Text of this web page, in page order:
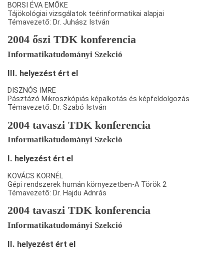
BORSI ÉVA EMŐKE
Tájökológiai vizsgálatok teérinformatikai alapjai
Témavezető: Dr. Juhász István
2004 őszi TDK konferencia
Informatikatudományi Szekció
III. helyezést ért el
DISZNÓS IMRE
Pásztázó Mikroszkópiás képalkotás és képfeldolgozás
Témavezető: Dr. Szabó István
2004 tavaszi TDK konferencia
Informatikatudományi Szekció
I. helyezést ért el
KOVÁCS KORNÉL
Gépi rendszerek humán környezetben-A Török 2
Témavezető: Dr. Hajdu Adnrás
2004 tavaszi TDK konferencia
Informatikatudományi Szekció
II. helyezést ért el